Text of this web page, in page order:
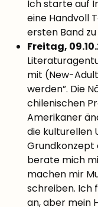
Ich starte auf
eine Handvoll
ersten Band zu
Freitag,
mit (New-
werden”. Die
chilenischen
Amerikaner
die kulturellen
Grundkonzept
berate mich
machen mir
schreiben. Ich
an, aber mein